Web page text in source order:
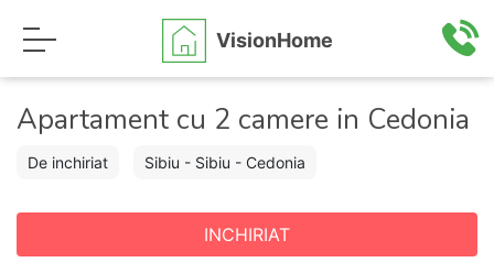
VisionHome
Apartament cu 2 camere in Cedonia
De inchiriat Sibiu - Sibiu - Cedonia
INCHIRIAT